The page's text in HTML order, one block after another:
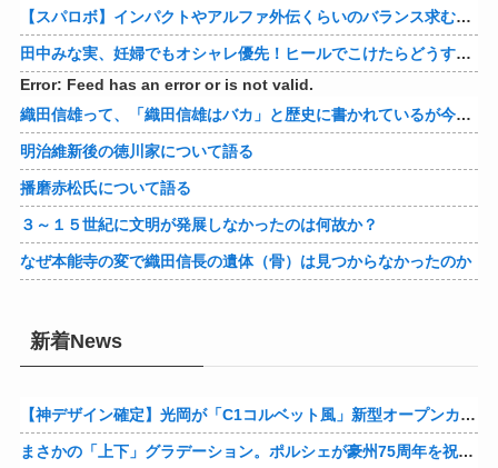
【スパロボ】インパクトやアルファ外伝くらいのバランス求む！！ → インパクトも最終的にはコアブースターで雑魚は一撃で倒せてたけどね
田中みな実、妊婦でもオシャレ優先！ヒールでこけたらどうすんのｗ
Error: Feed has an error or is not valid.
織田信雄って、「織田信雄はバカ」と歴史に書かれているが今まで家が残っているんでバカではないよな？
明治維新後の徳川家について語る
播磨赤松氏について語る
３～１５世紀に文明が発展しなかったのは何故か？
なぜ本能寺の変で織田信長の遺体（骨）は見つからなかったのか
新着News
【神デザイン確定】光岡が「C1コルベット風」新型オープンカーの最新ティーザー画像を公開、マツダ・ロードスターの信頼性にレトロな外観がドッキング
まさかの「上下」グラデーション。ポルシェが豪州75周年を祝う特別モデル「911 Turbo S Land Down Under」を発表、1951年の「見果てぬ夢」が内外装に再現